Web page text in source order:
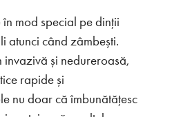
mod special pe dinții
atunci când zâmbești.
invazivă și nedureroasă,
rapide și
nu doar că îmbunătățesc